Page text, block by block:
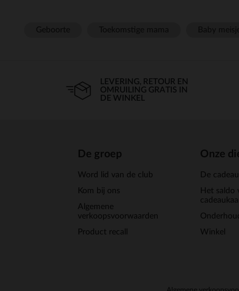
LEVERING, RETOUR EN
OMRUILING GRATIS IN
DE WINKEL
De groep
Word lid van de club
Kom bij ons
Algemene
verkoopsvoorwaarden
Product recall
Onze
De
Het saldo
Winkel